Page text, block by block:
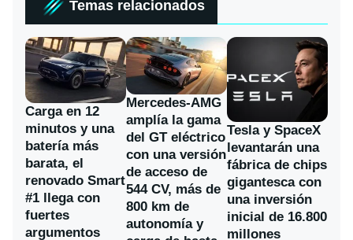
Temas relacionados
Carga en 12
minutos y una
batería más
barata, el
renovado Smart
#1 llega con
fuertes
argumentos
Mercedes-AMG
amplía la gama
del GT eléctrico
con una versión
de acceso de
544 CV, más de
800 km de
autonomía y
Tesla y SpaceX
levantarán una
fábrica de chips
gigantesca con
una inversión
inicial de 16.800
millones